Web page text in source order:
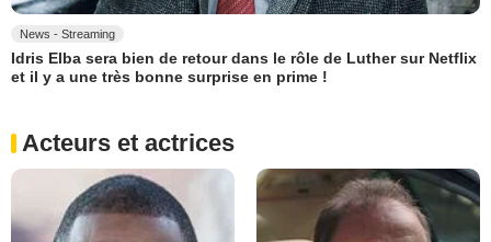
News - Streaming
Idris Elba sera bien de retour dans le rôle de Luther sur Netflix
et il y a une très bonne surprise en prime !
Acteurs et actrices